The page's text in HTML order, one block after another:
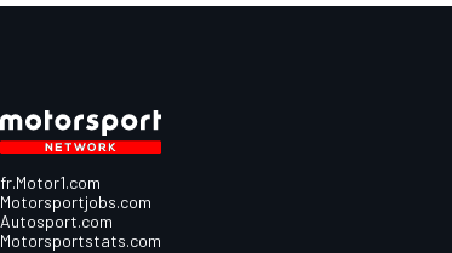
fr.Motor1.com
Motorsportjobs.com
Autosport.com
Motorsportstats.com